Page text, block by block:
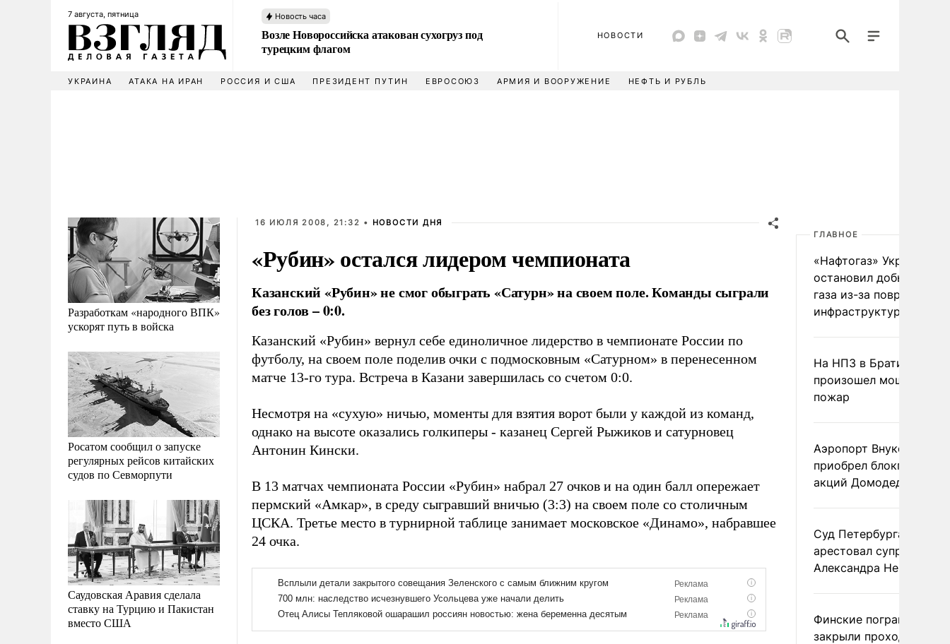
7 августа, пятница Новость часа
Возле Новороссийска атакован сухогруз под
турецким флагом
НОВОСТИ
УКРАИНА АТАКА НА ИРАН РОССИЯ И США ПРЕЗИДЕНТ ПУТИН ЕВРОСОЮЗ АРМИЯ И ВООРУЖЕНИЕ НЕФТЬ И РУБЛЬ
Разработкам «народного ВПК»
ускорят путь в войска
Росатом сообщил о запуске
регулярных рейсов китайских
судов по Севморпути
Саудовская Аравия сделала
ставку на Турцию и Пакистан
вместо США
16 ИЮЛЯ 2008, 21:32 • НОВОСТИ ДНЯ
«Рубин» остался лидером чемпионата
Казанский «Рубин» не смог обыграть «Сатурн» на своем поле. Команды сыграли
без голов – 0:0.
Казанский «Рубин» вернул себе единоличное лидерство в чемпионате России по
футболу, на своем поле поделив очки с подмосковным «Сатурном» в перенесенном
матче 13-го тура. Встреча в Казани завершилась со счетом 0:0.
Несмотря на «сухую» ничью, моменты для взятия ворот были у каждой из команд,
однако на высоте оказались голкиперы - казанец Сергей Рыжиков и сатурновец
Антонин Кински.
В 13 матчах чемпионата России «Рубин» набрал 27 очков и на один балл опережает
пермский «Амкар», в среду сыгравший вничью (3:3) на своем поле со столичным
ЦСКА. Третье место в турнирной таблице занимает московское «Динамо», набравшее
24 очка.
ГЛАВНОЕ
«Нафтогаз» Украины
остановил добычу
газа из-за повреждения
инфраструктуры
На НПЗ в Братиславе
произошел мощный
пожар
Аэропорт Внуково
приобрел блокпакет
акций Домодедово
Суд Петербурга заочно
арестовал супругу
Александра Невзорова
Финские пограничники
закрыли проходы для